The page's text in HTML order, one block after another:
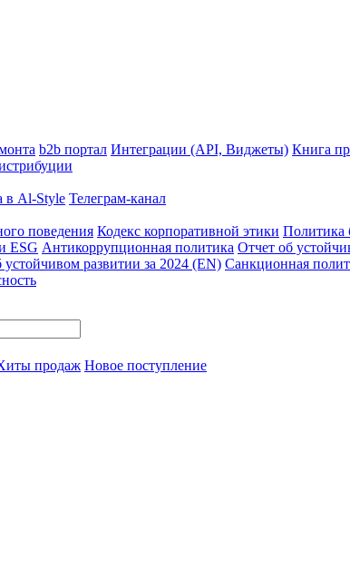
b2b портал Интеграции (API, Виджеты) Книга
в Al-Style Телеграм-канал
поведения Кодекс корпоративной этики Политика
ESG Антикоррупционная политика Отчет об
устойчивом развитии за 2024 (EN) Санкционная
продаж Новое поступление